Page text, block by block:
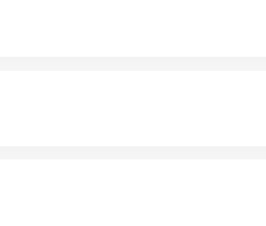
termites est obligatoire pour
précis avec vous.